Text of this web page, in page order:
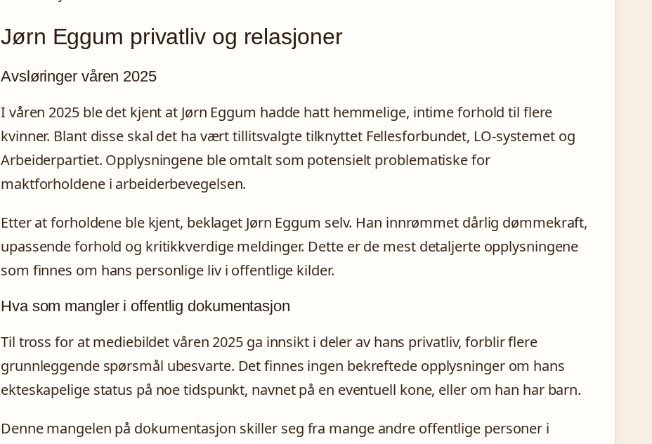
Jørn Eggum privatliv og relasjoner
Avsløringer våren 2025
I våren 2025 ble det kjent at Jørn Eggum hadde hatt hemmelige, intime forhold til flere
kvinner. Blant disse skal det ha vært tillitsvalgte tilknyttet Fellesforbundet, LO-systemet og
Arbeiderpartiet. Opplysningene ble omtalt som potensielt problematiske for
maktforholdene i arbeiderbevegelsen.
Etter at forholdene ble kjent, beklaget Jørn Eggum selv. Han innrømmet dårlig dømmekraft,
upassende forhold og kritikkverdige meldinger. Dette er de mest detaljerte opplysningene
som finnes om hans personlige liv i offentlige kilder.
Hva som mangler i offentlig dokumentasjon
Til tross for at mediebildet våren 2025 ga innsikt i deler av hans privatliv, forblir flere
grunnleggende spørsmål ubesvarte. Det finnes ingen bekreftede opplysninger om hans
ekteskapelige status på noe tidspunkt, navnet på en eventuell kone, eller om han har barn.
Denne mangelen på dokumentasjon skiller seg fra mange andre offentlige personer i